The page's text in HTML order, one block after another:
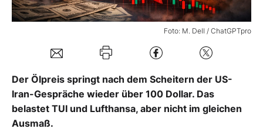
Folgen Sie uns
Kontakt
Foto: M. Dell / ChatGPTpro
Der Ölpreis springt nach dem Scheitern der US-
Iran-Gespräche wieder über 100 Dollar. Das
belastet TUI und Lufthansa, aber nicht im gleichen
Ausmaß.